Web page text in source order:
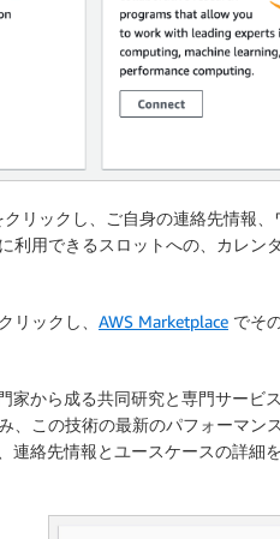
クリックし、ご自身の連絡先情報
利用できるスロットへの、カレン
リックし、 AWS Marketplace でそ
から成る共同研究と専門サービス
この技術の最新のパフォーマン
連絡先情報とユースケースの詳細